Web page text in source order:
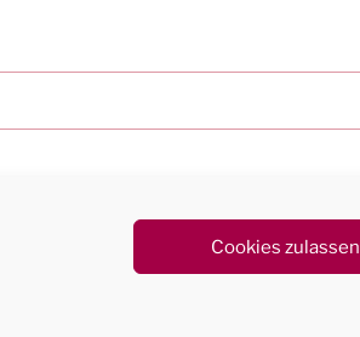
Cookies zulassen